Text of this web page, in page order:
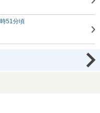
51分頃